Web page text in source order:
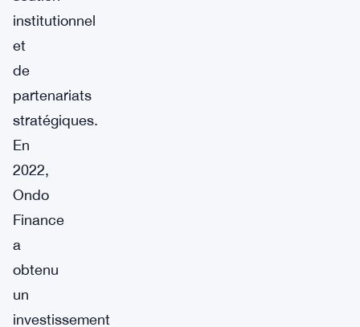
institutionnel
et
de
partenariats
stratégiques.
En
2022,
Ondo
Finance
a
obtenu
un
investissement